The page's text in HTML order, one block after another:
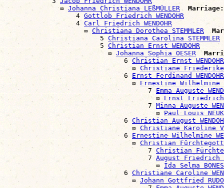
              ∞
Johanna Christiana LEßMÜLLER
Marriage:
                  4
Gottlob Friedrich WENDOHR
                  4
Carl Friedrich WENDOHR
                    ∞
Christiana Dorothea STEMMLER
                        5
Christiana Carolina STEMMLER
                        5
Christian Ernst WENDOHR
                          ∞
Johanna Sophia OESER
                              6
Christian Ernst WENDOHR
                                ∞
Christiane Friederike
                              6
Ernst Ferdinand WENDOHR
                                ∞
Ernestine Wilhelmine
                                    7
Emma Auguste
                                      ∞
Ernst Friedrich
                                    7
Minna Auguste
                                      ∞
Paul Louis
                              6
Christian August
                                ∞
Christiane Karoline
                              6
Ernestine Wilhelmine
                                ∞
Christian Fürchtegott
                                    7
Christian
                                    7
August Friedrich
                                      ∞
Ida Selma
                              6
Christiane Caroline
                                ∞
Johann Gottfried